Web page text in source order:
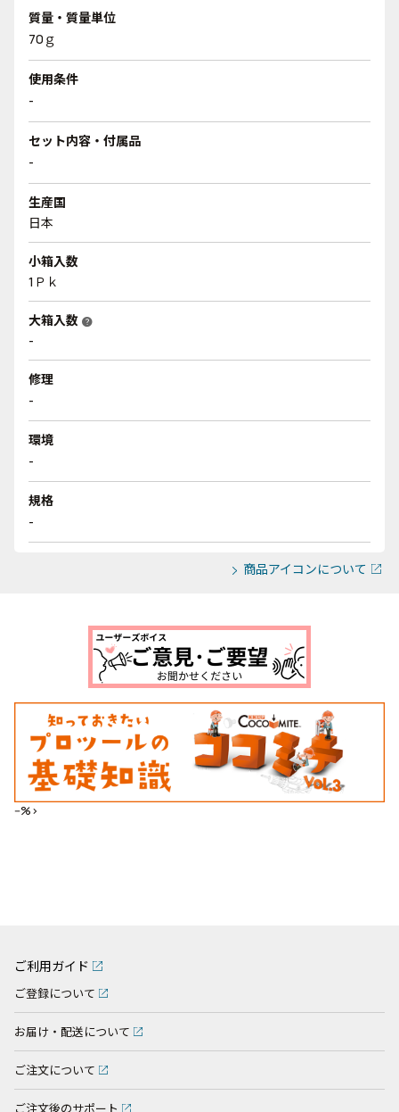
質量・質量単位
70ｇ
使用条件
-
セット内容・付属品
-
生産国
日本
小箱入数
1Ｐｋ
大箱入数 help
-
修理
-
環境
-
規格
-
商品アイコンについて
--%>
ご利用ガイド
ご登録について
お届け・配送について
ご注文について
ご注文後のサポート